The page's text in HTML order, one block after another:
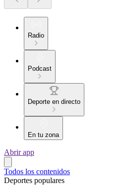
Radio
Podcast
Deporte en directo
En tu zona
Abrir app
Todos los contenidos
Deportes populares